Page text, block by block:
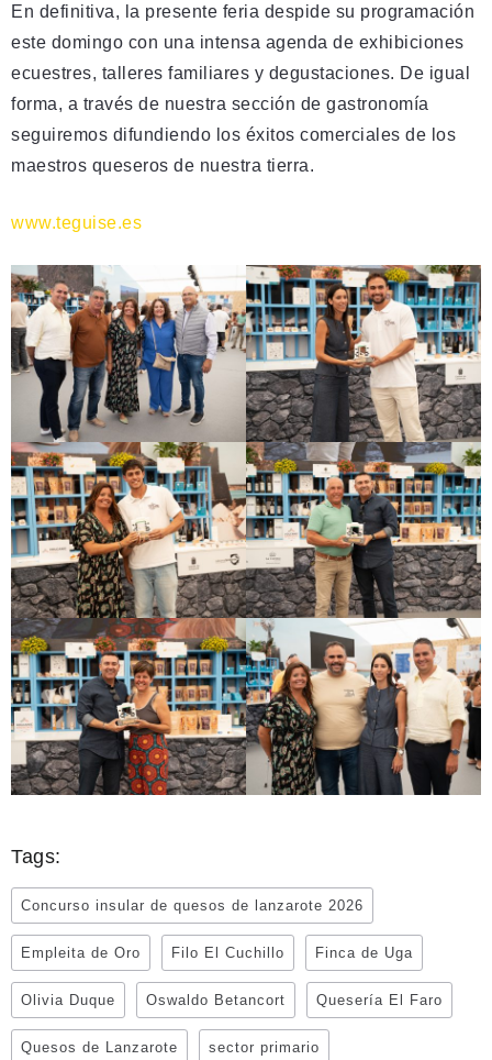
En definitiva, la presente feria despide su programación
este domingo con una intensa agenda de exhibiciones
ecuestres, talleres familiares y degustaciones. De igual
forma, a través de nuestra sección de gastronomía
seguiremos difundiendo los éxitos comerciales de los
maestros queseros de nuestra tierra.
www.teguise.es
Tags:
Concurso insular de quesos de lanzarote 2026
Empleita de Oro Filo El Cuchillo Finca de Uga
Olivia Duque Oswaldo Betancort Quesería El Faro
Quesos de Lanzarote sector primario